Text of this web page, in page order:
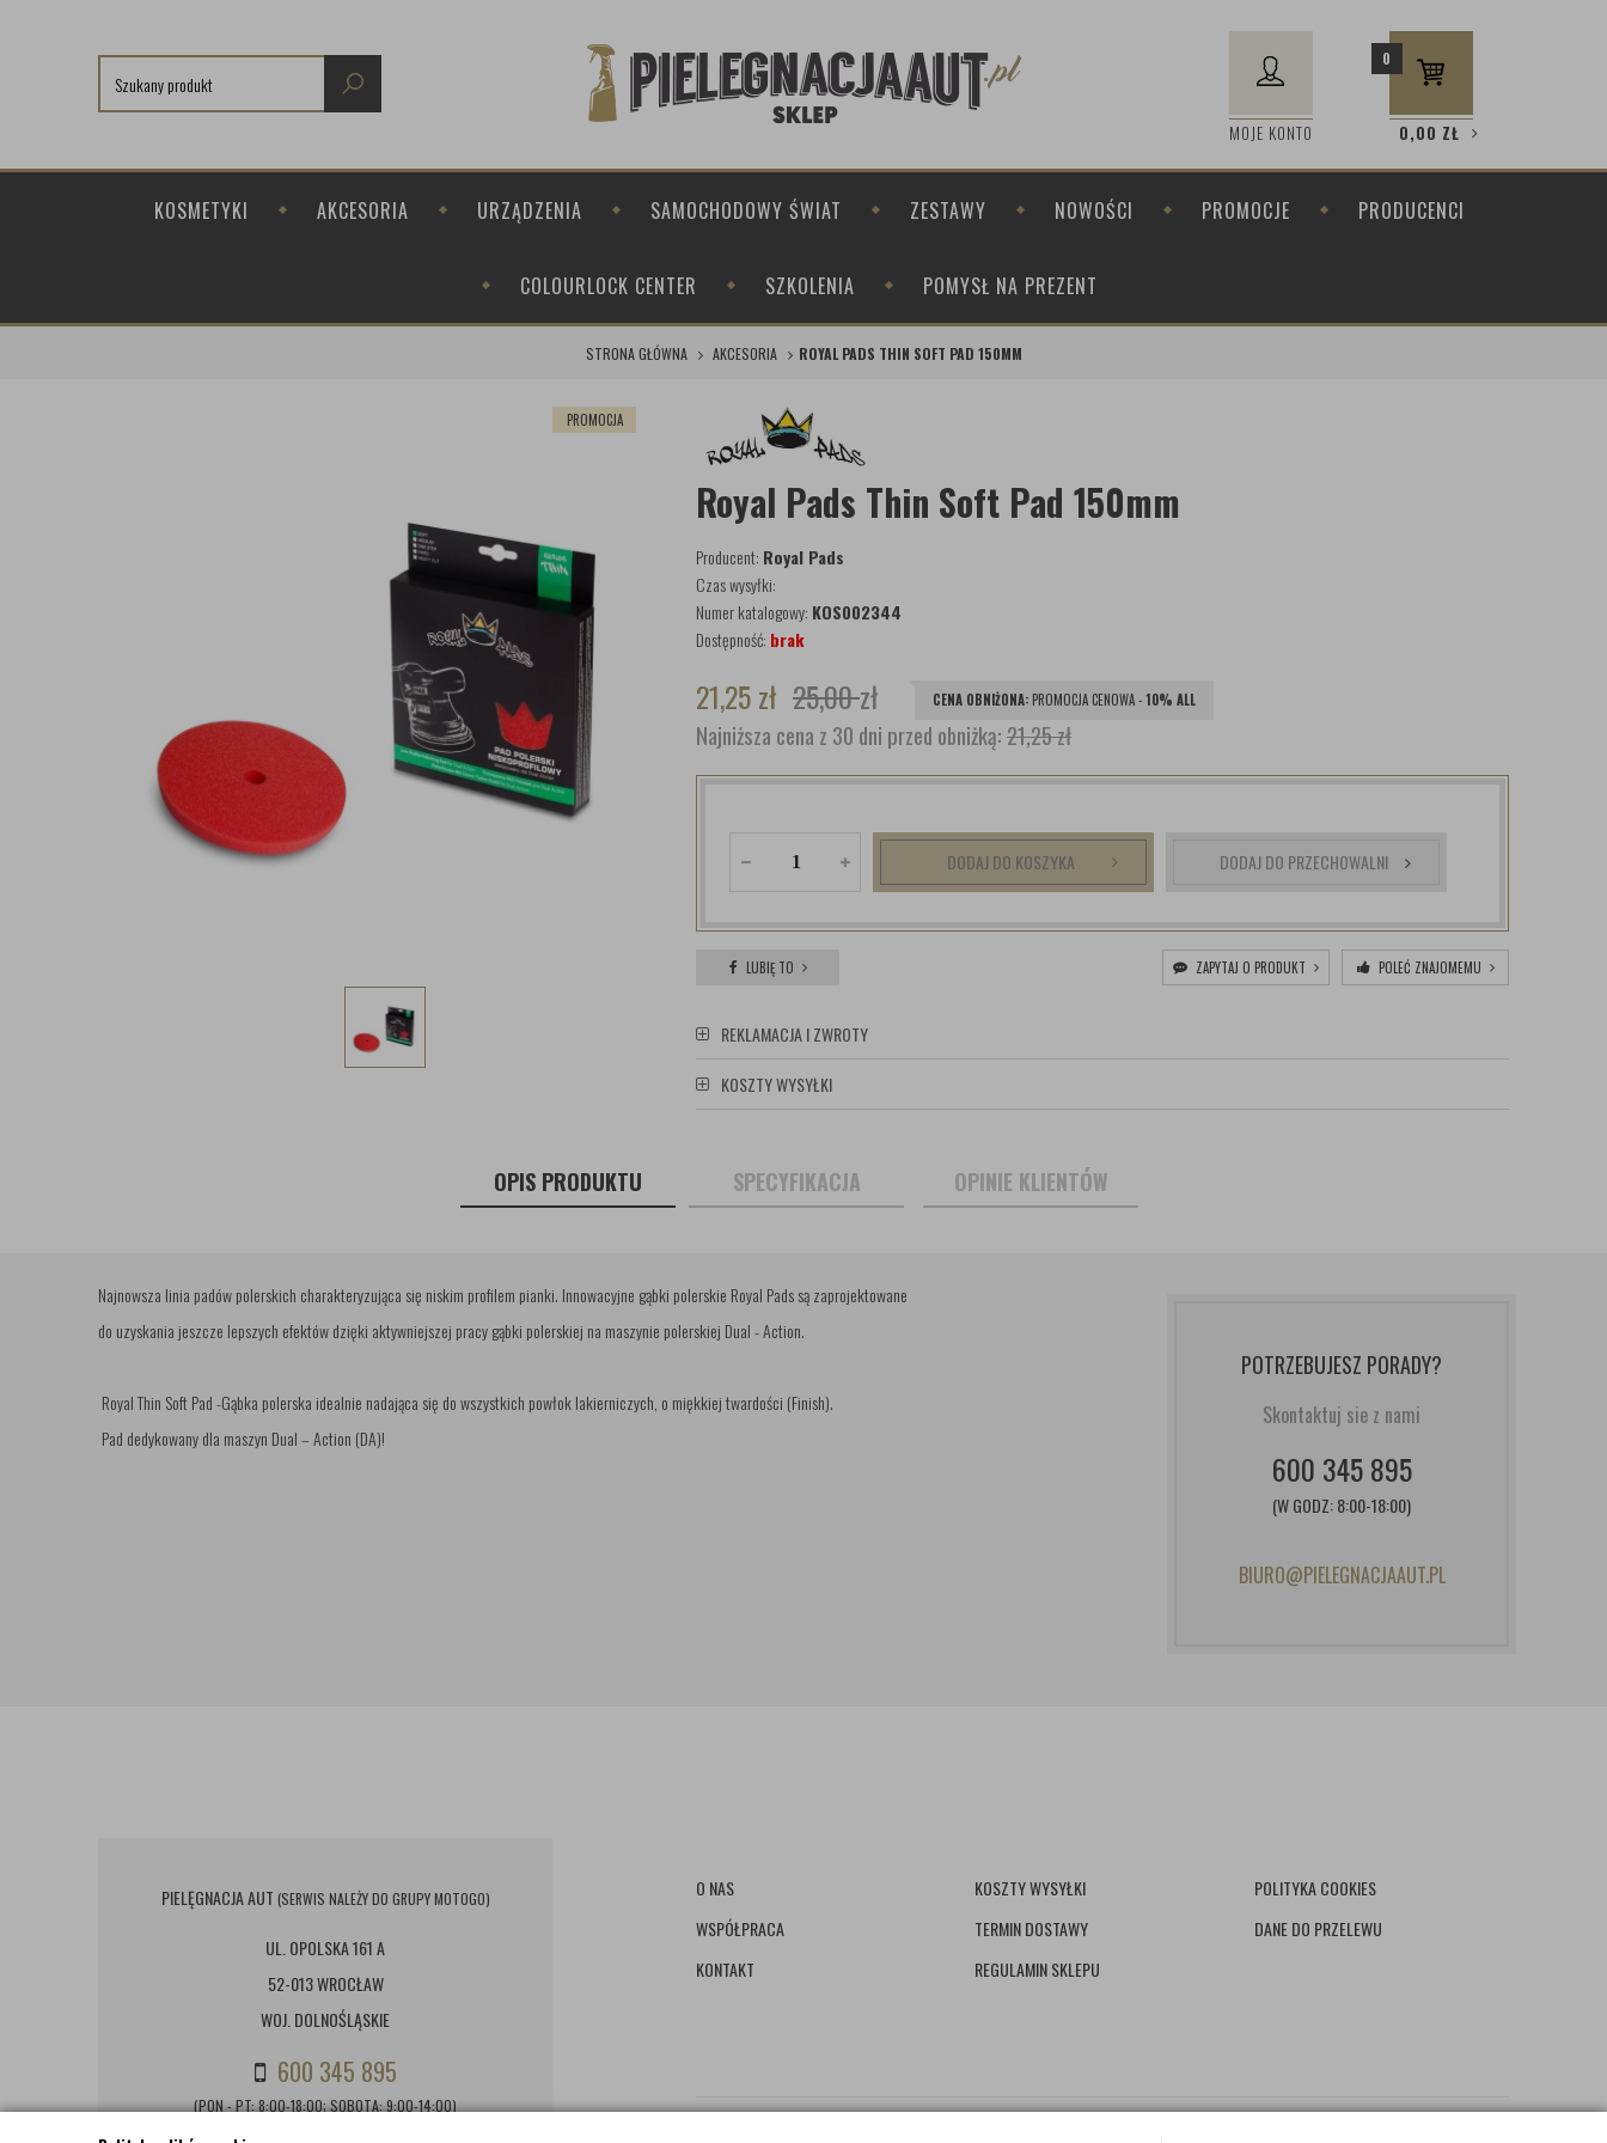
MOJE KONTO
0
0,00 ZŁ
KOSMETYKI AKCESORIA URZĄDZENIA SAMOCHODOWY ŚWIAT ZESTAWY NOWOŚCI PROMOCJE PRODUCENCI
COLOURLOCK CENTER SZKOLENIA POMYSŁ NA PREZENT
STRONA GŁÓWNA AKCESORIA ROYAL PADS THIN SOFT PAD 150MM
PROMOCJA
Royal Pads Thin Soft Pad 150mm
Producent: Royal Pads
Czas wysyłki:
Numer katalogowy: KOS002344
Dostępność: brak
21,25zł 25,00zł CENA OBNIŻONA: PROMOCJA CENOWA -10% ALL
Najniższa cena z 30 dni przed obniżką:21,25 zł
DODAJ DO KOSZYKA DODAJ DO PRZECHOWALNI
LUBIĘ TO ZAPYTAJ O PRODUKT POLEĆ ZNAJOMEMU
REKLAMACJA I ZWROTY
KOSZTY WYSYŁKI
OPIS PRODUKTU SPECYFIKACJA OPINIE KLIENTÓW
Najnowsza linia padów polerskich charakteryzująca się niskim profilem pianki. Innowacyjne gąbki polerskie Royal Pads są zaprojektowane
do uzyskania jeszcze lepszych efektów dzięki aktywniejszej pracy gąbki polerskiej na maszynie polerskiej Dual - Action.
Royal Thin Soft Pad -Gąbka polerska idealnie nadająca się do wszystkich powłok lakierniczych, o miękkiej twardości (Finish).
Pad dedykowany dla maszyn Dual – Action (DA)!
POTRZEBUJESZ PORADY?
Skontaktuj sie z nami
600 345 895
(W GODZ: 8:00-18:00)
BIURO@PIELEGNACJAAUT.PL
PIELĘGNACJA AUT (SERWIS NALEŻY DO GRUPY MOTOGO)
UL. OPOLSKA 161 A
52-013 WROCŁAW
WOJ. DOLNOŚLĄSKIE
600 345 895
(PON - PT: 8:00-18:00; SOBOTA: 9:00-14:00)
O NAS
WSPÓŁPRACA
KONTAKT
KOSZTY WYSYŁKI
TERMIN DOSTAWY
REGULAMIN SKLEPU
POLITYKA COOKIES
DANE DO PRZELEWU